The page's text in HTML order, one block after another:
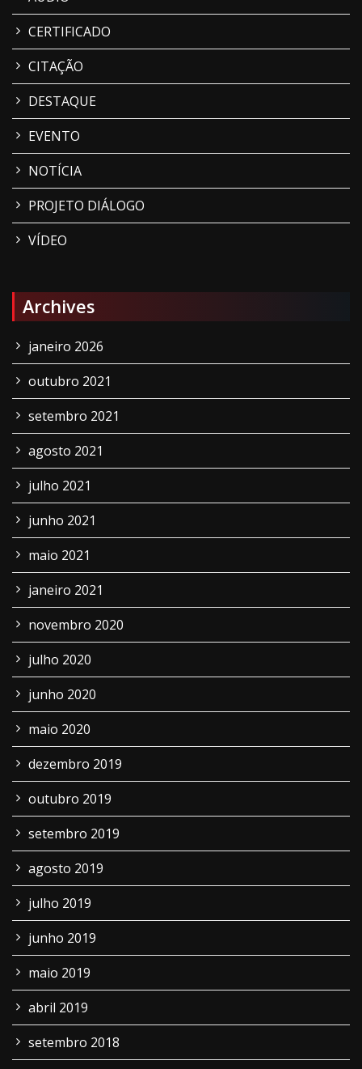
CERTIFICADO
CITAÇÃO
DESTAQUE
EVENTO
NOTÍCIA
PROJETO DIÁLOGO
VÍDEO
Archives
janeiro 2026
outubro 2021
setembro 2021
agosto 2021
julho 2021
junho 2021
maio 2021
janeiro 2021
novembro 2020
julho 2020
junho 2020
maio 2020
dezembro 2019
outubro 2019
setembro 2019
agosto 2019
julho 2019
junho 2019
maio 2019
abril 2019
setembro 2018